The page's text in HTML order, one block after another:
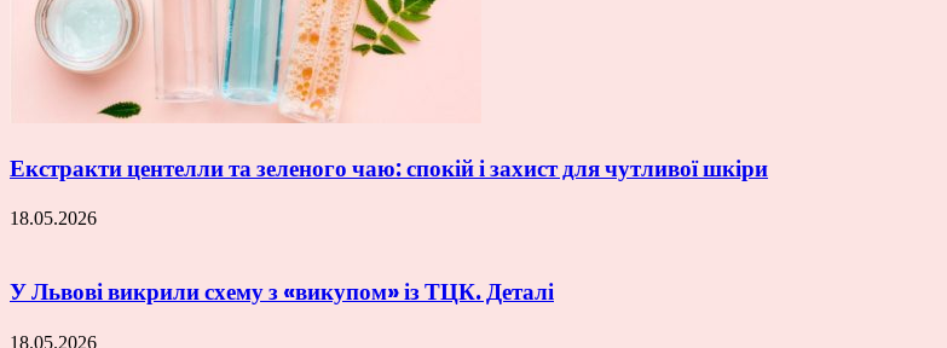
Екстракти центелли та зеленого чаю: спокій і захист для чутливої шкіри
18.05.2026
У Львові викрили схему з «викупом» із ТЦК. Деталі
18.05.2026